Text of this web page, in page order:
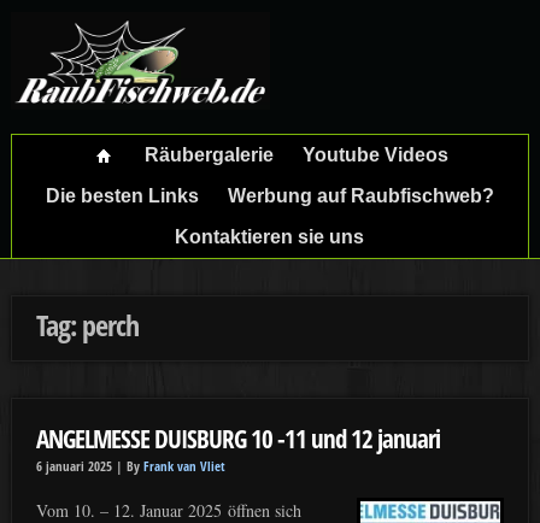
Räubergalerie
Youtube Videos
Die besten Links
Werbung auf Raubfischweb?
Kontaktieren sie uns
Tag: perch
ANGELMESSE DUISBURG 10 -11 und 12 januari
6 januari 2025 | By Frank van Vliet
Vom 10. – 12. Januar 2025 öffnen sich